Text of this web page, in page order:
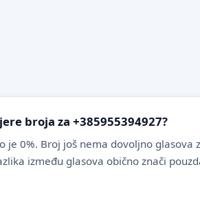
broja za +385955394927?
je 0%. Broj još nema dovoljno glasova
između glasova obično znači